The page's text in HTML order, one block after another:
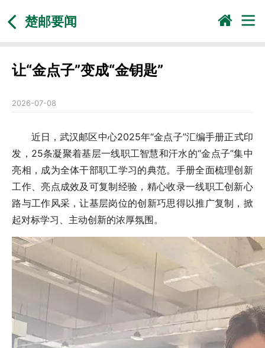
楚邮要闻
让“金点子”变成“金钥匙”
2026-07-08
近日， 武汉邮区中心2025年“金点子”汇编手册正式印
发，25条凝聚着基层一线职工智慧和汗水的“金点子”集中
亮相，成为全体干部职工学习的典范。手册全面梳理创新
工作、亮点成效及可复制经验，精心收录一线职工创新心
路与工作风采，让基层岗位的创新巧思得以推广复制，掀
起对标学习、主动创新的浓厚氛围。